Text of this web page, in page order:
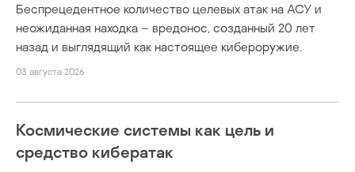
Беспрецедентное количество целевых атак на АСУ и
неожиданная находка – вредонос, созданный 20 лет
назад и выглядящий как настоящее кибероружие.
03 августа 2026
Космические системы как цель и
средство кибератак